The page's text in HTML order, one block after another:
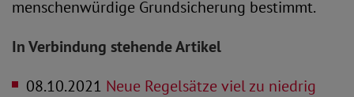
menschenwürdige Grundsicherung bestimmt.
In Verbindung stehende Artikel
08.10.2021 Neue Regelsätze viel zu niedrig